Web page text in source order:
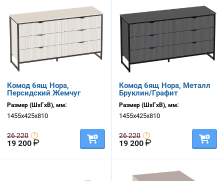
Комод 6ящ Нора,
Персидский Жемчуг
Размер (ШхГхВ), мм:
1455х425х810
26 220
19 200
Комод 6ящ Нора, Металл
Бруклин/Графит
Размер (ШхГхВ), мм:
1455х425х810
26 220
19 200